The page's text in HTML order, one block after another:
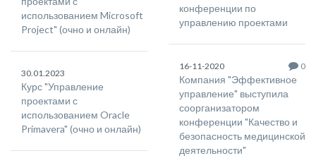
использованием Microsoft
Project" (очно и онлайн)
30.01.2023
Курс "Управление
проектами с
использованием Oracle
Primavera" (очно и онлайн)
конференции по
управлению проектами
16-11-2020 0
Компания "Эффективное
управление" выступила
соорганизатором
конференции "Качество и
безопасность медицинской
деятельности"